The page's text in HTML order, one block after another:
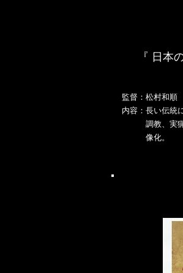
『 日本
監督：松村和順
内容：長い伝統
調教、実猟
像化。